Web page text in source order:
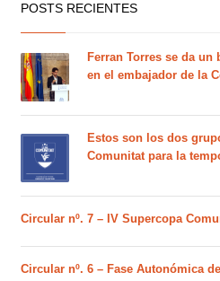
POSTS RECIENTES
Ferran Torres se da un
en el embajador de la
Estos son los dos
Comunitat para la
Circular nº. 7 – IV Supercopa
Circular nº. 6 – Fase Autonómica